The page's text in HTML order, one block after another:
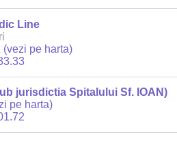
Line
(vezi pe harta)
jurisdictia Spitalului Sf. IOAN)
pe harta)